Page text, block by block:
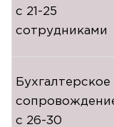
с 21-25
сотрудниками
Бухгалтерское
с 26-30